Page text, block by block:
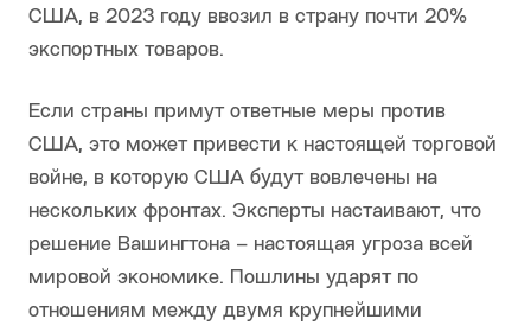
США, в 2023 году ввозил в страну почти 20%
экспортных товаров.
Если страны примут ответные меры против
США, это может привести к настоящей торговой
войне, в которую США будут вовлечены на
нескольких фронтах. Эксперты настаивают, что
решение Вашингтона – настоящая угроза всей
мировой экономике. Пошлины ударят по
отношениям между двумя крупнейшими